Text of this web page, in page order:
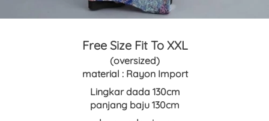
Free Size Fit To XXL
(oversized)
material : Rayon Import
Lingkar dada 130cm
panjang baju 130cm